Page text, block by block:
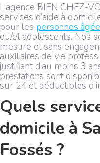
L’agence BIEN CHEZ-
services d’aide à
pour les personnes
ou/et adolescents. Nos
mesure et sans
auxiliaires de vie
justifiant d’au moins 3
prestations sont
sur 24 et déductibles
Quels
domicile à
Fossés ?